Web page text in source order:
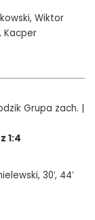
Wiktor
Kacper
Grupa zach. |
1:4
30′, 44′